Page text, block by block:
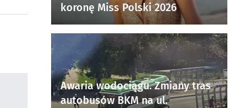
koronę Miss Polski 2026
Awaria wodociągu. Zmiany tras
autobusów BKM na ul.